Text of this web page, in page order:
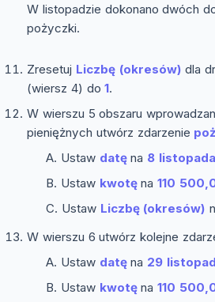
W listopadzie dokonano dwóch
pożyczki.
Zresetuj Liczbę (okresów) dla
(wiersz 4) do1.
W wierszu 5 obszaru
pieniężnych utwórz zdarzenie
Ustaw datęna 8 listopada
Ustaw kwotęna110
Ustaw Liczbę (okresów)
W wierszu 6 utwórz kolejne
Ustaw datęna 29
Ustaw kwotęna110